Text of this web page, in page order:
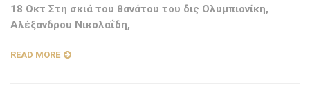
18 Οκτ Στη σκιά του θανάτου του δις Ολυμπιονίκη,
Αλέξανδρου Νικολαΐδη,
READ MORE